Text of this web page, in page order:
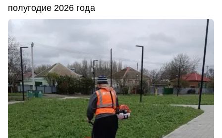
полугодие 2026 года